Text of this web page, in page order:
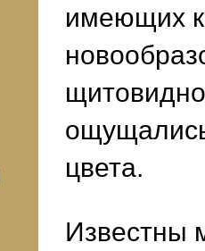
имеющих
цвета.
Известны